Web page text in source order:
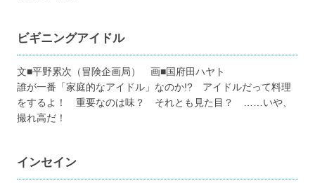
ビギニングアイドル
文■平野累次（冒険企画局） 画■国府田ハヤト
誰が一番「家庭的なアイドル」なのか!? アイドルだって料理
をするよ！ 重要なのは味？ それとも見た目？ ……いや、
撮れ高だ！
インセイン